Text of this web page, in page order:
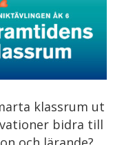
klassrum ut
bidra till